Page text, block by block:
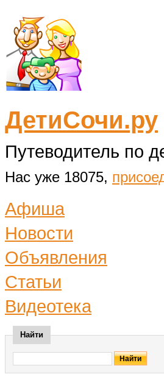
ДетиСочи.ру
Путеводитель по
Нас уже 18075,
Афиша
Новости
Объявления
Статьи
Видеотека
Найти